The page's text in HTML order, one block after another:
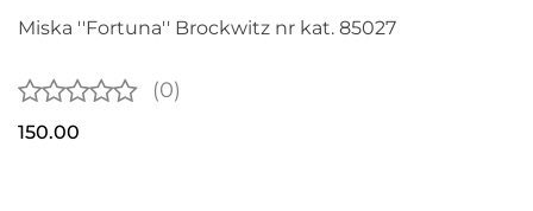
Miska ''Fortuna'' Brockwitz nr kat. 85027
(0)
150.00